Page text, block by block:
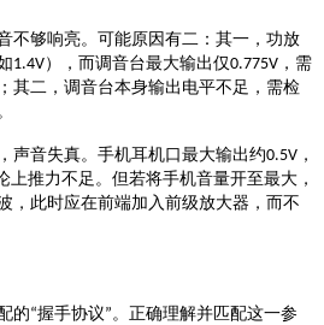
不够响亮。可能原因有二：其一，功放
1.4V），而调音台最大输出仅0.775V ，需
其二，调音台本身输出电平不足，需检
声音失真。手机耳机口最大输出约0.5V ，
上推力不足。但若将手机音量开至最大，
，此时应在前端加入前级放大器，而不
的“握手协议” 。正确理解并匹配这一参